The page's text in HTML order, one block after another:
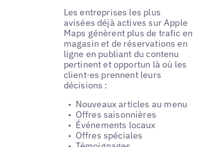
Les entreprises les plus
avisées déjà actives sur Apple
Maps génèrent plus de trafic en
magasin et de réservations en
ligne en publiant du contenu
pertinent et opportun là où les
client·es prennent leurs
décisions :
Nouveaux articles au menu
Offres saisonnières
Événements locaux
Offres spéciales